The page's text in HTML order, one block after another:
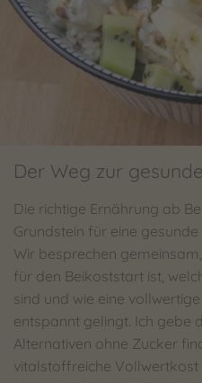
Der Weg zur
Die richtige Ernährung ab
Grundstein für eine
Wir besprechen
für den Beikoststart ist,
sind und wie eine
entspannt gelingt. Ich gebe
Alternativen ohne Zucker
vitalstoffreiche